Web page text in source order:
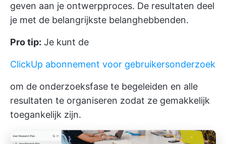
geven aan je ontwerpproces. De resultaten deel
je met de belangrijkste belanghebbenden.
Pro tip: Je kunt de
ClickUp abonnement voor gebruikersonderzoek
om de onderzoeksfase te begeleiden en alle
resultaten te organiseren zodat ze gemakkelijk
toegankelijk zijn.